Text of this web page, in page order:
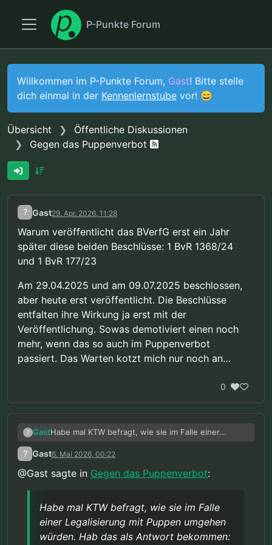
P-Punkte Forum
Willkommen im P-Punkte Forum, Gast! Bitte stelle
dich einmal in der Kennenlernstube vor! 😄
Übersicht
Öffentliche Diskussionen
Gegen das Puppenverbot
? Gast29. Apr. 2026, 11:28
Warum veröffentlicht das BVerfG erst ein Jahr
später diese beiden Beschlüsse: 1 BvR 1368/24
und 1 BvR 177/23
Am 29.04.2025 und am 09.07.2025 beschlossen,
aber heute erst veröffentlicht. Die Beschlüsse
entfalten ihre Wirkung ja erst mit der
Veröffentlichung. Sowas demotiviert einen noch
mehr, wenn das so auch im Puppenverbot
passiert. Das Warten kotzt mich nur noch an…
0
? GastHabe mal KTW befragt, wie sie im Falle einer
Legalisierung mit Puppen umgehen würden. Hab
das als Antwort bekommen:
Sehr geehrte/r X,
Zur therapeutischen Grundhaltung:Das
Präventionsnetzwerk „Kein Täter werden" arbeitet
? Gast6. Mai 2026, 00:22
@Gast sagte in Gegen das Puppenverbot:
Habe mal KTW befragt, wie sie im Falle
einer Legalisierung mit Puppen umgehen
würden. Hab das als Antwort bekommen: